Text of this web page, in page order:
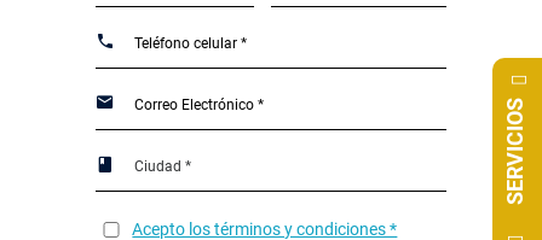
Acepto los términos y condiciones *
SERVICIOS